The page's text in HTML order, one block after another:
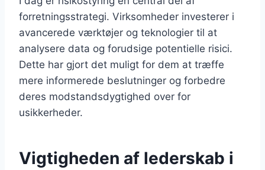
forretningsstrategi. Virksomheder investerer i
avancerede værktøjer og teknologier til at
analysere data og forudsige potentielle risici.
Dette har gjort det muligt for dem at træffe
mere informerede beslutninger og forbedre
deres modstandsdygtighed over for
usikkerheder.
Vigtigheden af lederskab i